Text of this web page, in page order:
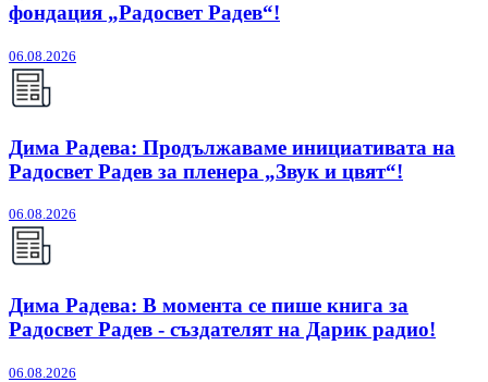
фондация „Радосвет Радев“!
06.08.2026
Дима Радева: Продължаваме инициативата на
Радосвет Радев за пленера „Звук и цвят“!
06.08.2026
Дима Радева: В момента се пише книга за
Радосвет Радев - създателят на Дарик радио!
06.08.2026